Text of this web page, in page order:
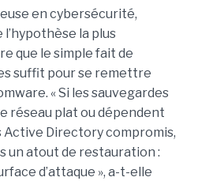
en cybersécurité,
la plus
que le simple fait de
suffit pour se remettre
« Si les sauvegardes
réseau plat ou dépendent
Directory compromis,
un atout de restauration :
d’attaque », a-t-elle